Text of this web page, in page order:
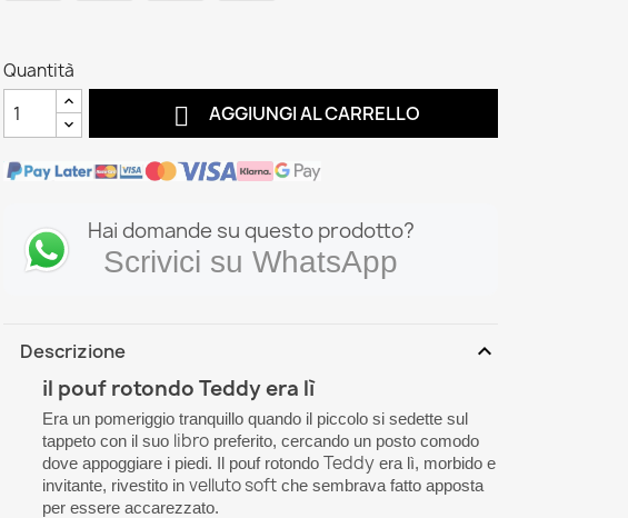
Quantità
 AGGIUNGI AL CARRELLO
Hai domande su questo prodotto?
Scrivici su WhatsApp
Descrizione expand_more
il pouf rotondo Teddy era lì
Era un pomeriggio tranquillo quando il piccolo si sedette sul
tappeto con il suo libro preferito, cercando un posto comodo
dove appoggiare i piedi. Il pouf rotondo Teddy era lì, morbido e
invitante, rivestito in velluto soft che sembrava fatto apposta
per essere accarezzato.